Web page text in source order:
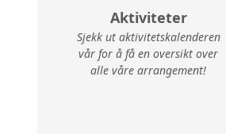
Aktiviteter
Sjekk ut aktivitetskalenderen
vår for å få en oversikt over
alle våre arrangement!